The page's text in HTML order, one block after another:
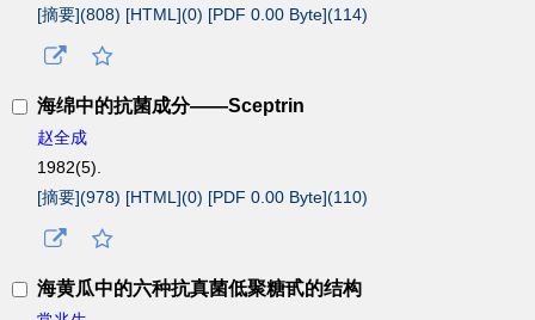
[摘要](808) [HTML](0) [PDF 0.00 Byte](114)
海绵中的抗菌成分——Sceptrin
赵全成
1982(5).
[摘要](978) [HTML](0) [PDF 0.00 Byte](110)
海黄瓜中的六种抗真菌低聚糖甙的结构